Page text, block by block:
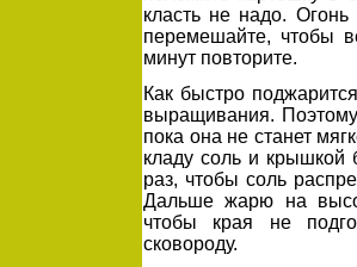
класть не надо.
перемешайте, чтобы
минут повторите.
Как быстро
выращивания.
пока она не станет
кладу соль и
раз, чтобы соль
Дальше жарю на
чтобы края не
сковороду.